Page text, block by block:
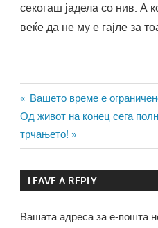
секогаш јадела со нив. А
веќе да не му е гајле за
Навигација
на
напис
Previous
Post:
Вашето време е
Next
Post:
Од живот на конец сега
трчањето!
LEAVE A REPLY
Вашата адреса за е-пошта